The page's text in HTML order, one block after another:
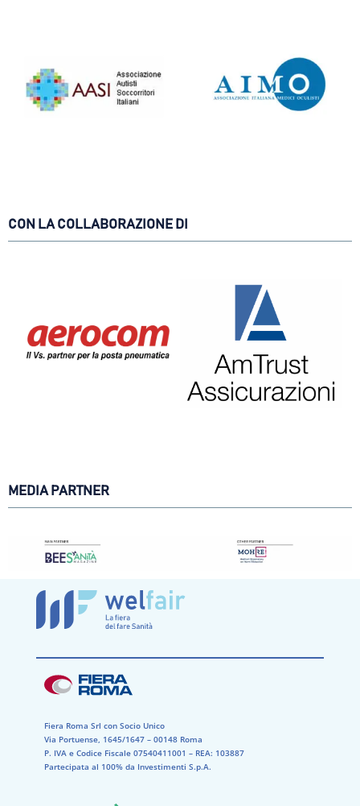
CON LA COLLABORAZIONE DI
MEDIA PARTNER
Fiera Roma Srl con Socio Unico
Via Portuense, 1645/1647 – 00148 Roma
P. IVA e Codice Fiscale 07540411001​ – REA: 103887​
Partecipata al 100% da Investimenti S.p.A.